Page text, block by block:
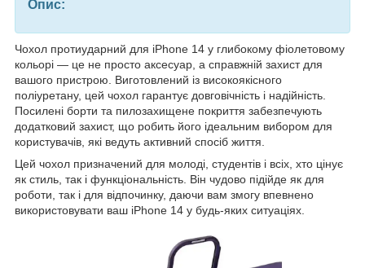
Опис:
Чохол протиударний для iPhone 14 у глибокому фіолетовому
кольорі — це не просто аксесуар, а справжній захист для
вашого пристрою. Виготовлений із високоякісного
поліуретану, цей чохол гарантує довговічність і надійність.
Посилені борти та пилозахищене покриття забезпечують
додатковий захист, що робить його ідеальним вибором для
користувачів, які ведуть активний спосіб життя.
Цей чохол призначений для молоді, студентів і всіх, хто цінує
як стиль, так і функціональність. Він чудово підійде як для
роботи, так і для відпочинку, даючи вам змогу впевнено
використовувати ваш iPhone 14 у будь-яких ситуаціях.